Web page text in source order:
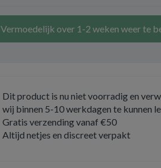
Vermoedelijk over 1-2 weken weer te
Dit product is nu niet voorradig en
wij binnen 5-10 werkdagen te kunnen
Gratis verzending vanaf €50
Altijd netjes en discreet verpakt